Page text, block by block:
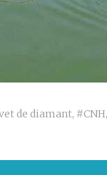
de diamant, #CNH,